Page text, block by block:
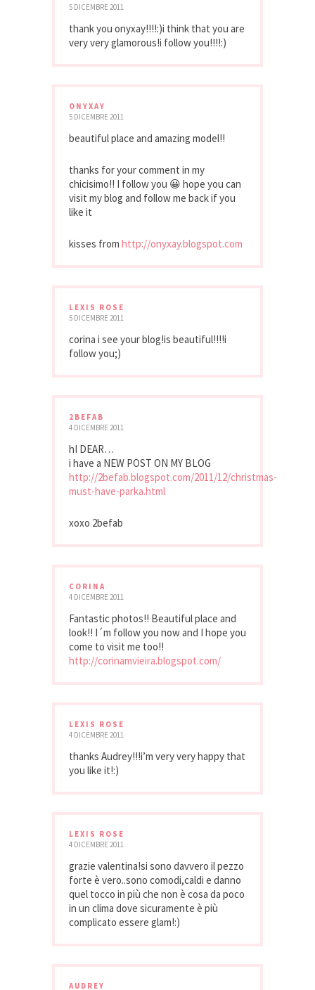
5 DICEMBRE 2011
thank you onyxay!!!!:)i think that you are
very very glamorous!i follow you!!!!:)
ONYXAY
5 DICEMBRE 2011
beautiful place and amazing model!!
thanks for your comment in my
chicisimo!! I follow you 😀 hope you can
visit my blog and follow me back if you
like it
kisses from http://onyxay.blogspot.com
LEXIS ROSE
5 DICEMBRE 2011
corina i see your blog!is beautiful!!!!i
follow you;)
2BEFAB
4 DICEMBRE 2011
hI DEAR…
i have a NEW POST ON MY BLOG
http://2befab.blogspot.com/2011/12/christmas-
must-have-parka.html
xoxo 2befab
CORINA
4 DICEMBRE 2011
Fantastic photos!! Beautiful place and
look!! I´m follow you now and I hope you
come to visit me too!!
http://corinamvieira.blogspot.com/
LEXIS ROSE
4 DICEMBRE 2011
thanks Audrey!!!i’m very very happy that
you like it!:)
LEXIS ROSE
4 DICEMBRE 2011
grazie valentina!si sono davvero il pezzo
forte è vero..sono comodi,caldi e danno
quel tocco in più che non è cosa da poco
in un clima dove sicuramente è più
complicato essere glam!:)
AUDREY